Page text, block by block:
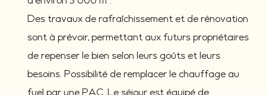
Des travaux de rafraîchissement et de rénovation
sont à prévoir, permettant aux futurs propriétaires
de repenser le bien selon leurs goûts et leurs
besoins. Possibilité de remplacer le chauffage au
fuel par une PAC. Le séjour est équipé de